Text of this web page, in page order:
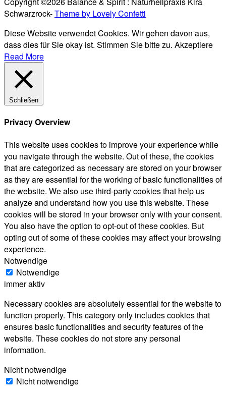
Schwarzrock-Theme by Lovely Confetti
Diese Website verwendet Cookies. Wir gehen davon aus,
dass dies für Sie okay ist. Stimmen Sie bitte zu. Akzeptiere
Read More
Schließen
Privacy Overview
This website uses cookies to improve your experience while
you navigate through the website. Out of these, the cookies
that are categorized as necessary are stored on your browser
as they are essential for the working of basic functionalities of
the website. We also use third-party cookies that help us
analyze and understand how you use this website. These
cookies will be stored in your browser only with your consent.
You also have the option to opt-out of these cookies. But
opting out of some of these cookies may affect your browsing
experience.
Notwendige
Notwendige
immer aktiv
Necessary cookies are absolutely essential for the website to
function properly. This category only includes cookies that
ensures basic functionalities and security features of the
website. These cookies do not store any personal
information.
Nicht notwendige
Nicht notwendige